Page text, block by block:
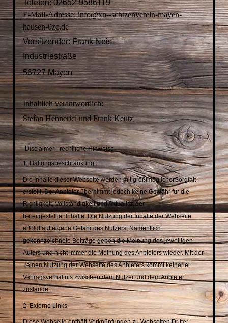
ARTIKEL UND BILDER AUS DEN 70ERN
Telefon: 02652-9586119
E-Mail-Adresse: info@xn--schtzenverein-mayen-
hausen-0zc.de
Vorsitzender: Frank Neis
Industriestraße
56727 Mayen
Inhaltlich verantwortlich:
Stefan Hennerici und Frank Keutz
Disclaimer - rechtliche Hinweise
1. Haftungsbeschränkung:
Die Inhalte dieser Webseite werden mit größtmöglicherSorgfalt
erstellt. Der Anbieter übernimmt jedoch keine Gewährfür die
Richtigkeit, Vollständigkeit und Aktualität der
bereitgestelltenInhalte. Die Nutzung der Inhalte der Webseite
erfolgt auf eigene Gefahrdes Nutzers. Namentlich
gekennzeichnete Beiträge geben die Meinung desjeweiligen
Autors und nicht immer die Meinung des Anbieters wieder. Mitder
reinen Nutzung der Webseite des Anbieters kommt keinerlei
Vertragsverhältniszwischendem Nutzer und dem Anbieter
zustande.
2. Externe Links